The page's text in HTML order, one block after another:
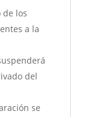
los
a la
del
se